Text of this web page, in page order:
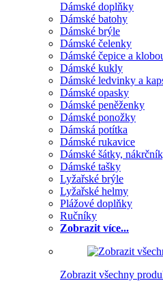
Dámské doplňky
Dámské batohy
Dámské brýle
Dámské čelenky
Dámské čepice a
Dámské kukly
Dámské ledvinky a
Dámské opasky
Dámské peněženky
Dámské ponožky
Dámská potítka
Dámské rukavice
Dámské šátky,
Dámské tašky
Lyžařské brýle
Lyžařské helmy
Plážové doplňky
Ručníky
Zobrazit více...
Zobrazit všechny